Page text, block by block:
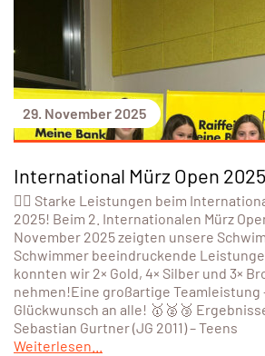
29. November 2025
International Mürz Open 2025
🏊‍♀️ Starke Leistungen beim
2025! Beim 2. Internationalen Mürz
November 2025 zeigten unsere
Schwimmer beeindruckende
konnten wir 2× Gold, 4× Silber und 3×
nehmen!Eine großartige Teamleistung
Glückwunsch an alle! 🥇🥈🥉
Sebastian Gurtner (JG 2011) – Teens
Weiterlesen...